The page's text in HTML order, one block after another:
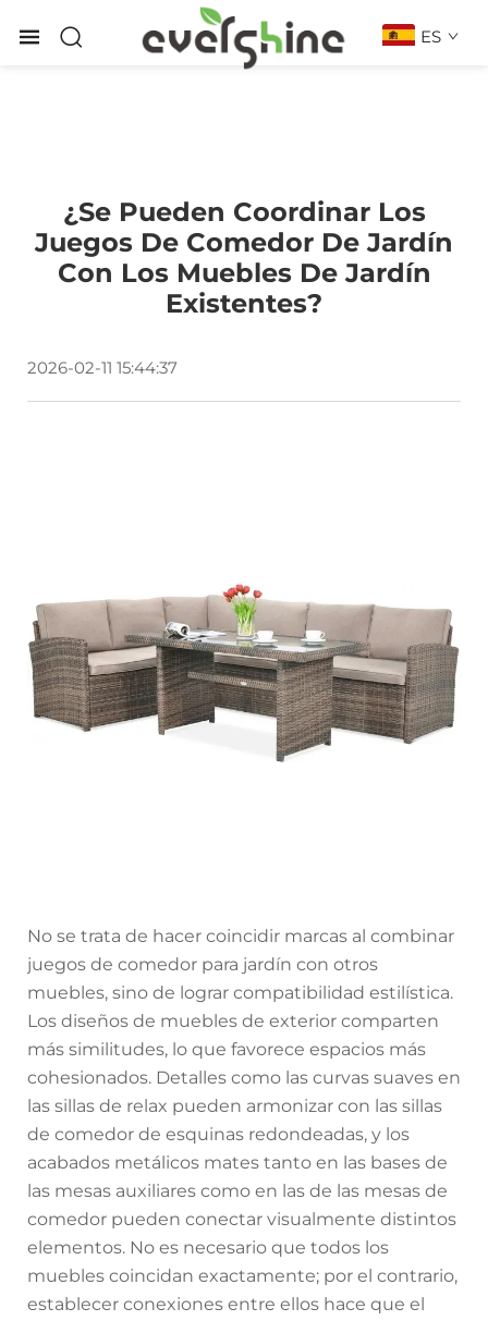
ES
¿Se Pueden Coordinar Los
Juegos De Comedor De Jardín
Con Los Muebles De Jardín
Existentes?
2026-02-11 15:44:37
No se trata de hacer coincidir marcas al combinar
juegos de comedor para jardín con otros
muebles, sino de lograr compatibilidad estilística.
Los diseños de muebles de exterior comparten
más similitudes, lo que favorece espacios más
cohesionados. Detalles como las curvas suaves en
las sillas de relax pueden armonizar con las sillas
de comedor de esquinas redondeadas, y los
acabados metálicos mates tanto en las bases de
las mesas auxiliares como en las de las mesas de
comedor pueden conectar visualmente distintos
elementos. No es necesario que todos los
muebles coincidan exactamente; por el contrario,
establecer conexiones entre ellos hace que el